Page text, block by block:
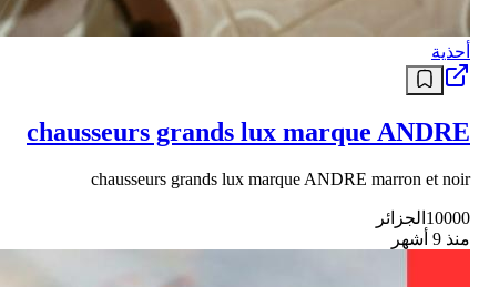
أحذية
chausseurs grands lux marque ANDRE
chausseurs grands lux marque ANDRE marron et noir
10000 الجزائر
منذ 9 أشهر